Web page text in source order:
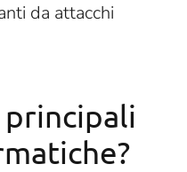
da attacchi